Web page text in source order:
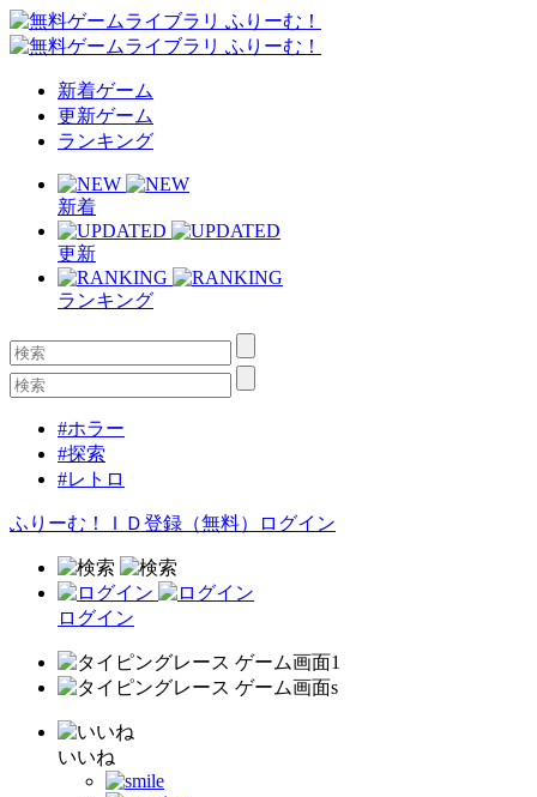
新着ゲーム
更新ゲーム
ランキング
新着
更新
ランキング
#ホラー
#探索
#レトロ
ふりーむ！ＩＤ登録（無料） ログイン
ログイン
いいね